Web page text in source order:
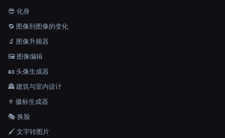
😎 化身
🔁 图像到图像的变化
🔬 图像升频器
🖼️ 图像编辑
🪪 头像生成器
🏯 建筑与室内设计
⚜️ 徽标生成器
🎭 换脸
🖌️ 文字转图片